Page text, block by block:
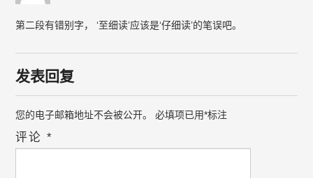
第二段有错别字， ‘至细读’应该是‘仔细读’的笔误吧。
发表回复
您的电子邮箱地址不会被公开。 必填项已用*标注
评论*